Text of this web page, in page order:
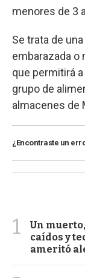
menores de 3
Se trata de
embarazada o
que permitirá
grupo de
almacenes de
¿Encontraste un
1
Un
caídos y
ameritó